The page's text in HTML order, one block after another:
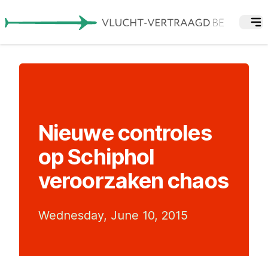
Nieuwe controles
op Schiphol
veroorzaken chaos
Wednesday, June 10, 2015